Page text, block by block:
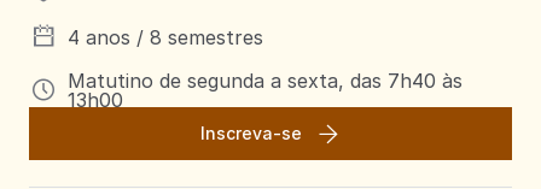
Inscreva-se
4 anos / 8 semestres
Matutino de segunda a sexta, das 7h40 às
13h00
Noturno de segunda a sexta, das 19h às 22h30